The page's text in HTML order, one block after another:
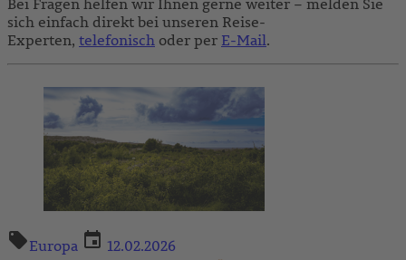
sich einfach direkt bei unseren Reise-
Experten, telefonisch oder per E-Mail.
Europa 12.02.2026